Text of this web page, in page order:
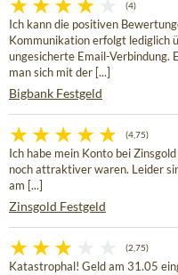
(4)
Ich kann die positiven
Kommunikation erfolgt lediglich
ungesicherte Email-Verbindung.
man sich mit der [...]
Bigbank Festgeld
(4,75)
Ich habe mein Konto bei
noch attraktiver waren. Leider
am [...]
Zinsgold Festgeld
(2,75)
Katastrophal! Geld am 31.05